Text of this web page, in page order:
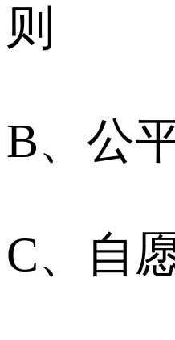
则
B、公
C、自